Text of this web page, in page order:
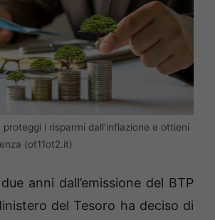
proteggi i risparmi dall’inflazione e ottieni
(ot11ot2.it)
anni dall’emissione del BTP
del Tesoro ha deciso di